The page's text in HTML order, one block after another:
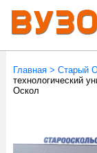
Главная> Старый
технологический
Оскол